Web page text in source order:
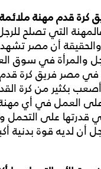
كرة قدم مهنة ملائمة
التي تصلح
أن مصر تشهد
والمرأة في سوق
في مصر فريق كرة
بكثير من كرة
العمل في أي مهنة
على التحمل
أن لديه قوة بدنية